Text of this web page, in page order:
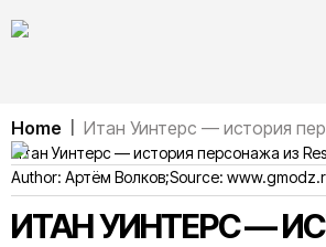
Home Итан Уинтерс — история
Итан Уинтерс — история персонажа из
Author: Артём Волков;Source:
ИТАН УИНТЕРС —